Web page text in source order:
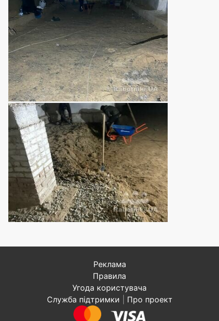
Реклама
Правила
Угода користувача
Служба підтримки
Про проект